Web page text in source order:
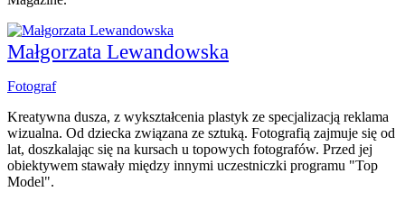
Małgorzata Lewandowska
Fotograf
Kreatywna dusza, z wykształcenia plastyk ze specjalizacją reklama
wizualna. Od dziecka związana ze sztuką. Fotografią zajmuje się od
lat, doszkalając się na kursach u topowych fotografów. Przed jej
obiektywem stawały między innymi uczestniczki programu "Top
Model".